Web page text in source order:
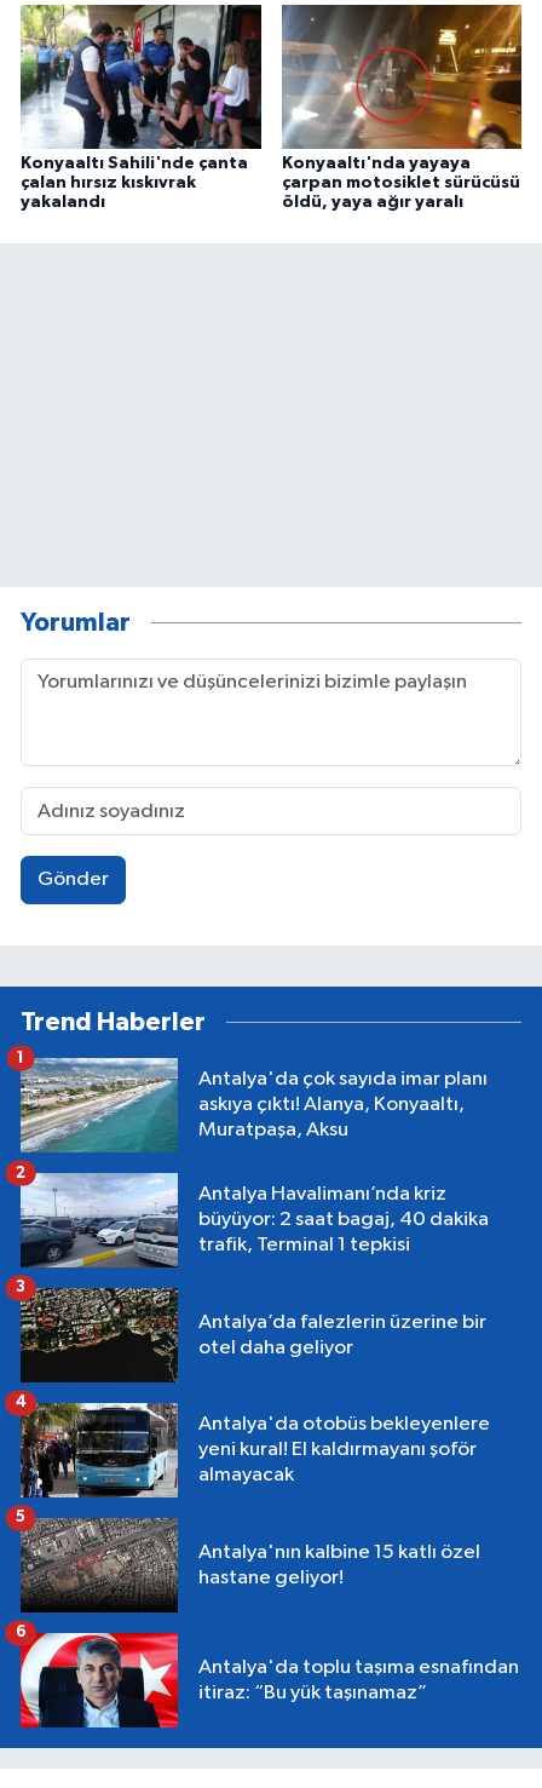
Konyaaltı Sahili'nde çanta
çalan hırsız kıskıvrak
yakalandı
Konyaaltı'nda yayaya
çarpan motosiklet sürücüsü
öldü, yaya ağır yaralı
Yorumlar
Gönder
Trend Haberler
Antalya'da çok sayıda imar planı
askıya çıktı! Alanya, Konyaaltı,
Muratpaşa, Aksu
1
Antalya Havalimanı’nda kriz
büyüyor: 2 saat bagaj, 40 dakika
trafik, Terminal 1 tepkisi
2
Antalya’da falezlerin üzerine bir
otel daha geliyor
3
Antalya'da otobüs bekleyenlere
yeni kural! El kaldırmayanı şoför
almayacak
4
Antalya'nın kalbine 15 katlı özel
hastane geliyor!
5
Antalya'da toplu taşıma esnafından
itiraz: “Bu yük taşınamaz”
6